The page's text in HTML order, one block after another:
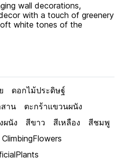
wall decorations,
with a touch of greenery
white tones of the
ดอกไม้ประดิษฐ์
าน
ตะกร้าแขวนผนัง
ผนัง สีขาว สีเหลือง
สีชมพู
ClimbingFlowers